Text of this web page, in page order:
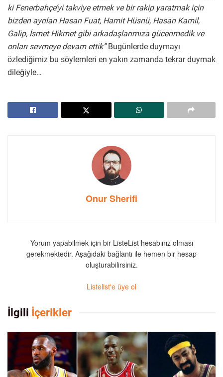
ki Fenerbahçe’yi takviye etmek ve bir rakip yaratmak için
bizden ayrılan Hasan Fuat, Hamit Hüsnü, Hasan Kamil,
Galip, İsmet Hikmet gibi arkadaşlarımıza gücenmedik ve
onları sevmeye devam ettik”Bugünlerde duymayı
özlediğimiz bu söylemleri en yakın zamanda tekrar duymak
dileğiyle…
Onur Sherifi
Yorum yapabilmek için bir ListeList hesabınız olması
gerekmektedir. Aşağıdaki bağlantı ile hemen bir hesap
oluşturabilirsiniz.
Listelist'e üye ol
İlgili İçerikler